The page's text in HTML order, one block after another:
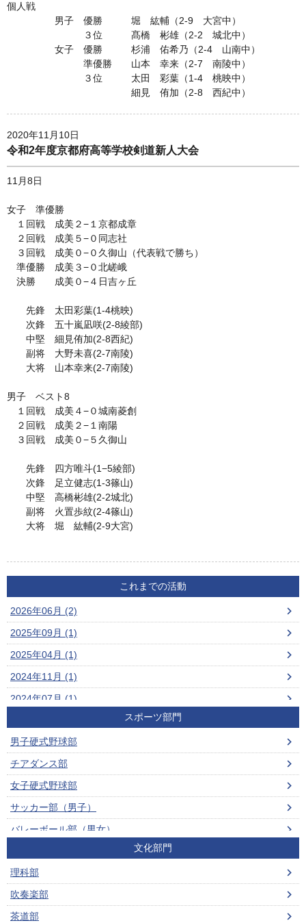
個人戦
男子 優勝 堀 紘輔（2-9 大宮中）
３位 髙橋 彬雄（2-2 城北中）
女子 優勝 杉浦 佑希乃（2-4 山南中）
準優勝 山本 幸来（2-7 南陵中）
３位 太田 彩葉（1-4 桃映中）
細見 侑加（2-8 西紀中）
2020年11月10日
令和2年度京都府高等学校剣道新人大会
11月8日
女子 準優勝
１回戦 成美２−１京都成章
２回戦 成美５−０同志社
３回戦 成美０−０久御山（代表戦で勝ち）
準優勝 成美３−０北嵯峨
決勝 成美０−４日吉ヶ丘
先鋒 太田彩葉(1-4桃映)
次鋒 五十嵐凪咲(2-8綾部)
中堅 細見侑加(2-8西紀)
副将 大野未喜(2-7南陵)
大将 山本幸来(2-7南陵)
男子 ベスト8
１回戦 成美４−０城南菱創
２回戦 成美２−１南陽
３回戦 成美０−５久御山
先鋒 四方唯斗(1−5綾部)
次鋒 足立健志(1-3篠山)
中堅 高橋彬雄(2-2城北)
副将 火置歩紋(2-4篠山)
大将 堀 紘輔(2-9大宮)
これまでの活動
2026年06月 (2)
2025年09月 (1)
2025年04月 (1)
2024年11月 (1)
2024年07月 (1)
2024年04月 (1)
2023年06月 (2)
2022年11月 (4)
2021年06月 (1)
2021年05月 (3)
2020年11月 (3)
スポーツ部門
男子硬式野球部
チアダンス部
女子硬式野球部
サッカー部（男子）
バレーボール部（男女）
ビーチバレーボール部（男女）
男子ソフトテニス部
女子ソフトテニス部
男子バスケットボール部
文化部門
理科部
吹奏楽部
茶道部